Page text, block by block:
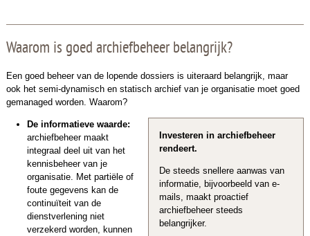
Waarom is goed archiefbeheer belangrijk?
Een goed beheer van de lopende dossiers is uiteraard belangrijk, maar
ook het semi-dynamisch en statisch archief van je organisatie moet goed
gemanaged worden. Waarom?
Investeren in archiefbeheer
rendeert.
De steeds snellere aanwas van
informatie, bijvoorbeeld van e-
mails, maakt proactief
archiefbeheer steeds
belangrijker.
De informatieve waarde:
archiefbeheer maakt
integraal deel uit van het
kennisbeheer van je
organisatie. Met partiële of
foute gegevens kan de
continuïteit van de
dienstverlening niet
verzekerd worden, kunnen